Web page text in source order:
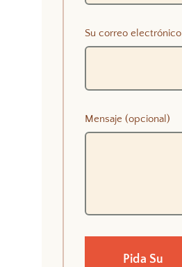
Su correo electrónico
Mensaje (opcional)
Pida Su